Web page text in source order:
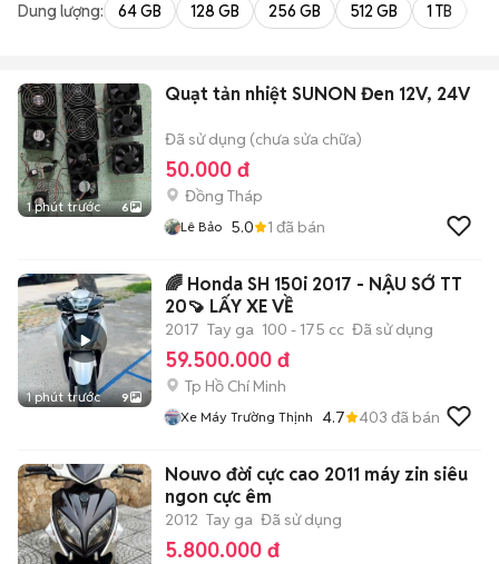
Dung lượng: 64 GB 128 GB 256 GB 512 GB 1 TB
1 phút trước 6
Quạt tản nhiệt SUNON Đen 12V, 24V
Đã sử dụng (chưa sửa chữa)
50.000 đ
Đồng Tháp
Lê Bảo 5.0 1 đã bán
1 phút trước 9
🌈 Honda SH 150i 2017 - NẬU SỚ TT
20🍠 LẤY XE VỀ
2017 Tay ga 100 - 175 cc Đã sử dụng
59.500.000 đ
Tp Hồ Chí Minh
Xe Máy Trường Thịnh 4.7 403 đã bán
Nouvo đời cực cao 2011 máy zin siêu
ngon cực êm
2012 Tay ga Đã sử dụng
5.800.000 đ